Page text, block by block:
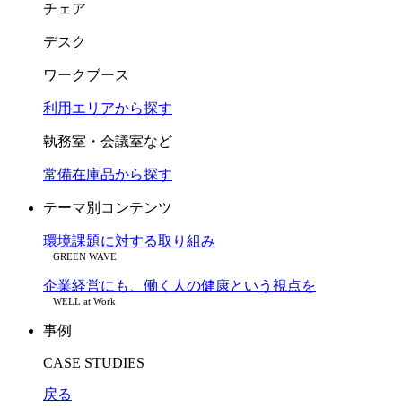
チェア
デスク
ワークブース
利用エリアから探す
執務室・会議室など
常備在庫品から探す
テーマ別コンテンツ
環境課題に対する取り組み
GREEN WAVE
企業経営にも、働く人の健康という視点を
WELL at Work
事例
CASE STUDIES
戻る